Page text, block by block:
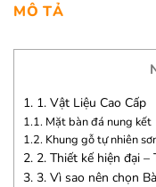
MÔ TẢ
1. 1. Vật Liệu Cao Cấp
1.1. Mặt bàn đá nung kết
1.2. Khung gỗ tự nhiên
2. 2. Thiết kế hiện đại
3. 3. Vì sao nên chọn